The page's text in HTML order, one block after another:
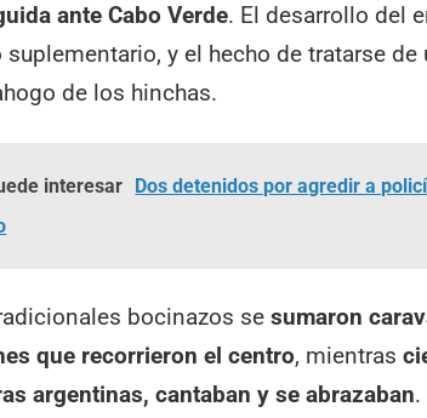
ante Cabo Verde. El desarrollo del
y el hecho de tratarse
de los hinchas.
interesar Dos detenidos por agredir a
bocinazos sesumaron
que recorrieron el centro, mientras
argentinas, cantaban y se abrazaban